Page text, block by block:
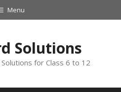
Menu
Solutions
for Class 6 to 12